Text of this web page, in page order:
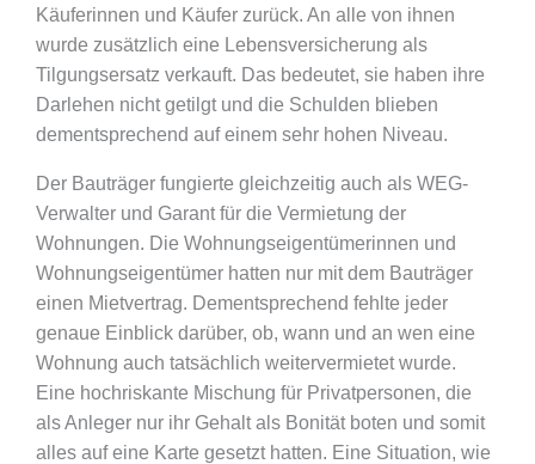
Käuferinnen und Käufer zurück. An alle von ihnen
wurde zusätzlich eine Lebensversicherung als
Tilgungsersatz verkauft. Das bedeutet, sie haben ihre
Darlehen nicht getilgt und die Schulden blieben
dementsprechend auf einem sehr hohen Niveau.
Der Bauträger fungierte gleichzeitig auch als WEG-
Verwalter und Garant für die Vermietung der
Wohnungen. Die Wohnungseigentümerinnen und
Wohnungseigentümer hatten nur mit dem Bauträger
einen Mietvertrag. Dementsprechend fehlte jeder
genaue Einblick darüber, ob, wann und an wen eine
Wohnung auch tatsächlich weitervermietet wurde.
Eine hochriskante Mischung für Privatpersonen, die
als Anleger nur ihr Gehalt als Bonität boten und somit
alles auf eine Karte gesetzt hatten. Eine Situation, wie